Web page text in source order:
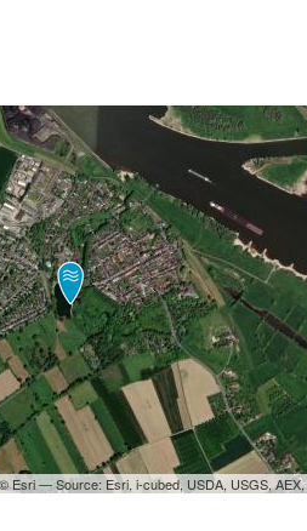
Esri — Source: Esri, i-cubed, USDA, USGS,